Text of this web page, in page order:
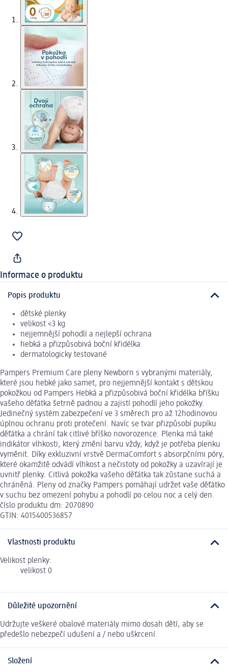
Informace o produktu
Popis produktu
dětské plenky
velikost <3 kg
nejjemnější pohodlí a nejlepší ochrana
hebká a přizpůsobivá boční křidélka
dermatologicky testované
Pampers Premium Care pleny Newborn s vybranými materiály,
které jsou hebké jako samet, pro nejjemnější kontakt s dětskou
pokožkou od Pampers Hebká a přizpůsobivá boční křidélka bříšku
vašeho děťátka šetrně padnou a zajistí pohodlí jeho pokožky.
Jedinečný systém zabezpečení ve 3 směrech pro až 12hodinovou
úplnou ochranu proti protečení. Navíc se tvar přizpůsobí pupíku
děťátka a chrání tak citlivé bříško novorozence. Plenka má také
indikátor vlhkosti, který změní barvu vždy, když je potřeba plenku
vyměnit. Díky exkluzivní vrstvě DermaComfort s absorpčními póry,
které okamžitě odvádí vlhkost a nečistoty od pokožky a uzavírají je
uvnitř plenky. Citlivá pokožka vašeho děťátka tak zůstane suchá a
chráněná. Pleny od značky Pampers pomáhají udržet vaše děťátko
v suchu bez omezení pohybu a pohodlí po celou noc a celý den.
číslo produktu dm: 2070890
GTIN: 4015400536857
Vlastnosti produktu
Velikost plenky:
velikost 0
Důležité upozornění
Udržujte veškeré obalové materiály mimo dosah dětí, aby se
předešlo nebezpečí udušení a / nebo uškrcení.
Složení